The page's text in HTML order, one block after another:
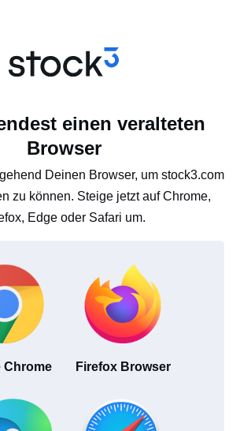
einen veralteten
Browser
Deinen Browser, um stock3.com
zu können. Steige jetzt auf Chrome,
Edge oder Safari um.
Chrome Firefox Browser